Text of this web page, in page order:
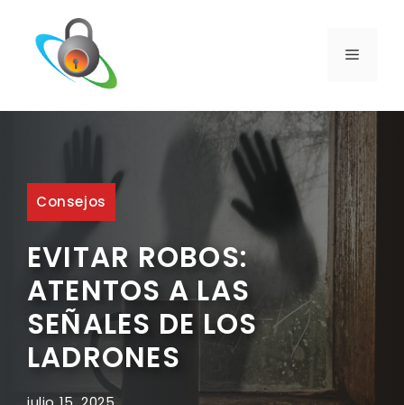
contenido
MENÚ
Consejos
EVITAR ROBOS:
ATENTOS A LAS
SEÑALES DE LOS
LADRONES